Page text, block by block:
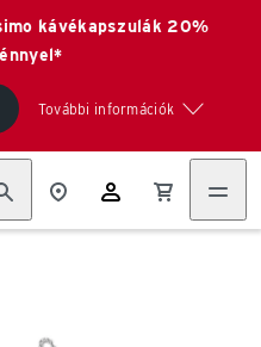
kávékapszulák 20%
További információk